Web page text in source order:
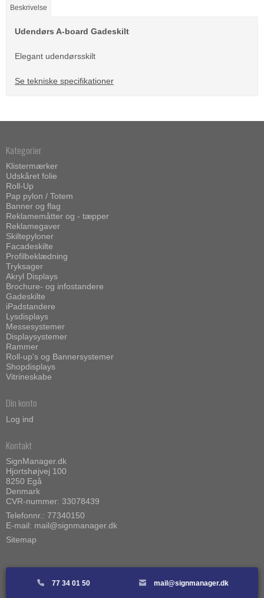
Beskrivelse
Udendørs A-board Gadeskilt
Elegant udendørsskilt
Se tekniske specifikationer
Kategorier
Klistermærker
Udskåret folie
Roll-Up
Pap pylon / Totem
Banner og flag
Reklamemåtter og - tæpper
Reklamegaver
Skiltepyloner
Facadeskilte
Profilbeklædning
Tryksager
Akryl Displays
Brochure- og infostandere
Gadeskilte
iPadstandere
Lysdisplays
Messesystemer
Displaysystemer
Rammer
Roll-up's og Bannersystemer
Shopdisplays
Vitrineskabe
Din konto
Log ind
Kontakt
SignManager.dk
Hjortshøjvej 100
8250 Egå
Denmark
CVR-nummer: 33078439
Telefonnr.: 77340150
E-mail: mail@signmanager.dk
Sitemap
77 34 01 50 mail@signmanager.dk